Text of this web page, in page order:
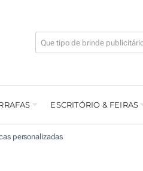
ESCRITÓRIO & FEIRAS
personalizadas